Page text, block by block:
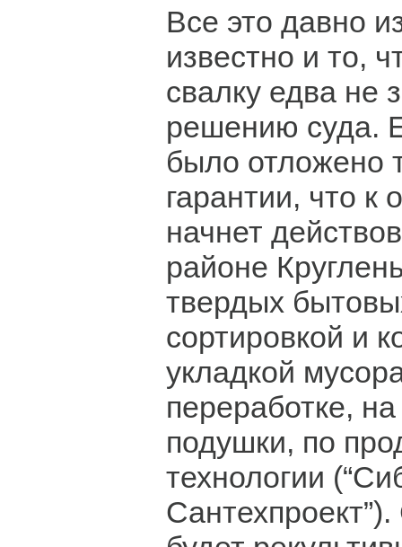
Все это давно
известно и то,
свалку едва не
решению суда.
было отложено
гарантии, что к
начнет
районе
твердых
сортировкой и
укладкой
переработке,
подушки, по
технологии